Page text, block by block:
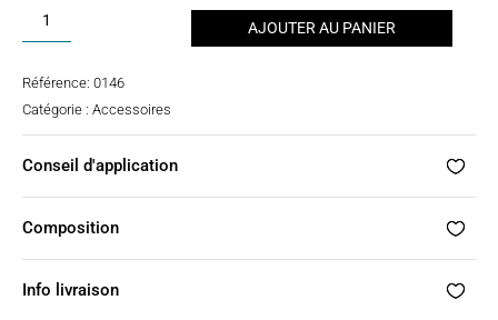
de
multicolores
AJOUTER AU PANIER
Référence: 0146
Catégorie : Accessoires
Conseil d'application
Composition
Info livraison